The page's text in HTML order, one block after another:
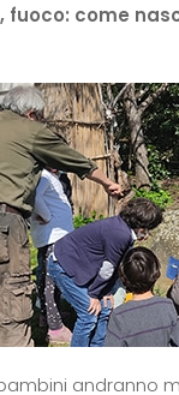
fuoco: come
andranno